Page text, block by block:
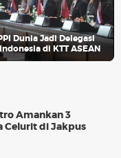
Dunia Jadi Delegasi
di KTT ASEAN
Amankan 3
Celurit di Jakpus